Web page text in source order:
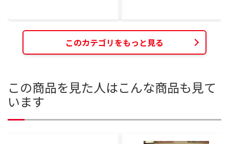
このカテゴリをもっと見る
この商品を見た人はこんな商品も見て
います